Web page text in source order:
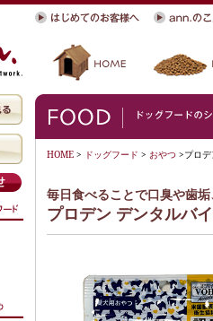
HOME> ドッグフード > おやつ>プロデ
毎日食べることで口臭や歯
プロデン デンタルバ